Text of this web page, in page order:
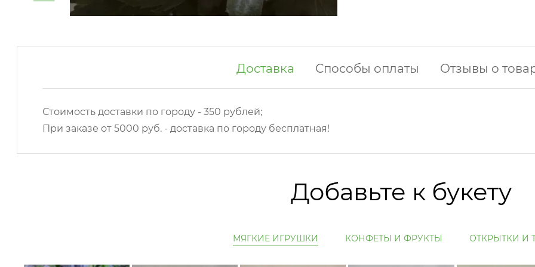
Доставка Способы оплаты Отзывы о
Стоимость доставки по городу - 350 рублей;
При заказе от 5000 руб. - доставка по городу бесплатная!
Добавьте к букету
МЯГКИЕ ИГРУШКИ КОНФЕТЫ И ФРУКТЫ ОТКРЫТКИ И